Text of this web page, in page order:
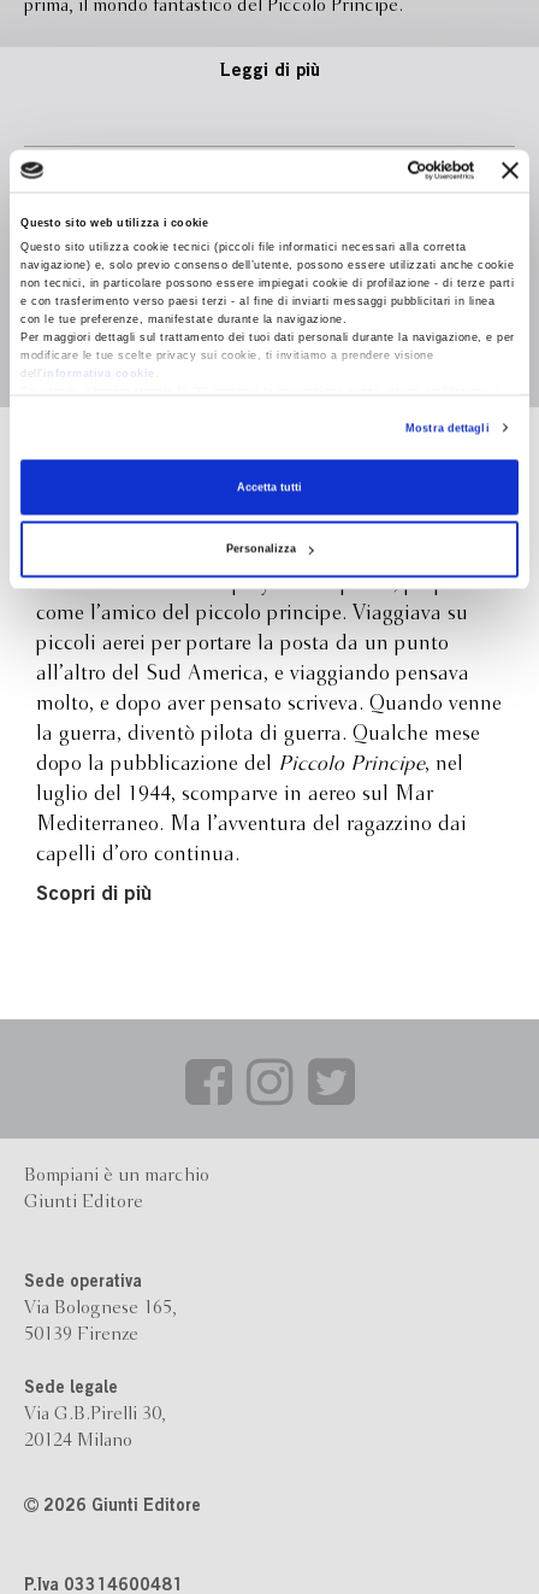
Questo sito web utilizza i cookie
Questo sito utilizza cookie tecnici (piccoli file informatici necessari alla corretta
navigazione) e, solo previo consenso dell’utente, possono essere utilizzati anche cookie
non tecnici, in particolare possono essere impiegati cookie di profilazione - di terze parti
e con trasferimento verso paesi terzi - al fine di inviarti messaggi pubblicitari in linea
con le tue preferenze, manifestate durante la navigazione.
Per maggiori dettagli sul trattamento dei tuoi dati personali durante la navigazione, e per
modificare le tue scelte privacy sui cookie, ti invitiamo a prendere visione
dell’
informativa cookie
RevocaMostra dettagli
Accetta tutti
Personalizza
prima, il mondo fantastico del Piccolo Principe.
Leggi di più
Formato
Pagine
In libreria da Novembre 2010
Isbn 9788845266270
Exupéry
Antoine de Saint-Exupéry era un pilota, proprio
come l’amico del piccolo principe. Viaggiava su
piccoli aerei per portare la posta da un punto
all’altro del Sud America, e viaggiando pensava
molto, e dopo aver pensato scriveva. Quando venne
la guerra, diventò pilota di guerra. Qualche mese
dopo la pubblicazione del
Piccolo Principe, nel
luglio del 1944, scomparve in aereo sul Mar
Mediterraneo. Ma l’avventura del ragazzino dai
capelli d’oro continua.
Scopri di più
Bompiani è un marchio
Giunti Editore
Sede operativa
Via Bolognese 165,
50139 Firenze
Sede legale
Via G.B.Pirelli 30,
20124 Milano
2026 Giunti Editore
P.Iva 03314600481